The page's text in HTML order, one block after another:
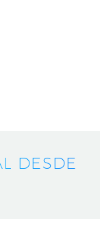
DESDE